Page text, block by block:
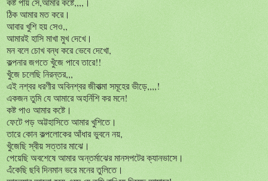
ঠিক আমার মত করে।
আবার খুশি হয় সেও,,
আমারই হাসি মাখা মুখ দেখে।
মন বলে চোখ বন্ধ করে ভেবে দেখো,
কল্পনার জগতে খুঁজে পাবে তারে!!
খুঁজে চলেছি নিরন্তর,,,
এই নশ্বর ধরণীর অবিনশ্বর জীবাত্মা সমূহের ভীড়ে,,,,!
একজন তুমি যে আমারে অহর্নিশি কর মনে!
কষ্ট পাও আমার কষ্টে।
ফেটে পড় অট্টহাসিতে আমার খুশিতে।
তারে কোন কল্পলোকের আঁধার ভুবনে নয়,
খুঁজেছি স্বীয় সত্তার মাঝে।
পেয়েছি অবশেষে আমার অন্তর্মাঝের মানসপটের ক্যানভাসে।
এঁকেছি ছবি দিনমান ভরে মনের তুলিতে।